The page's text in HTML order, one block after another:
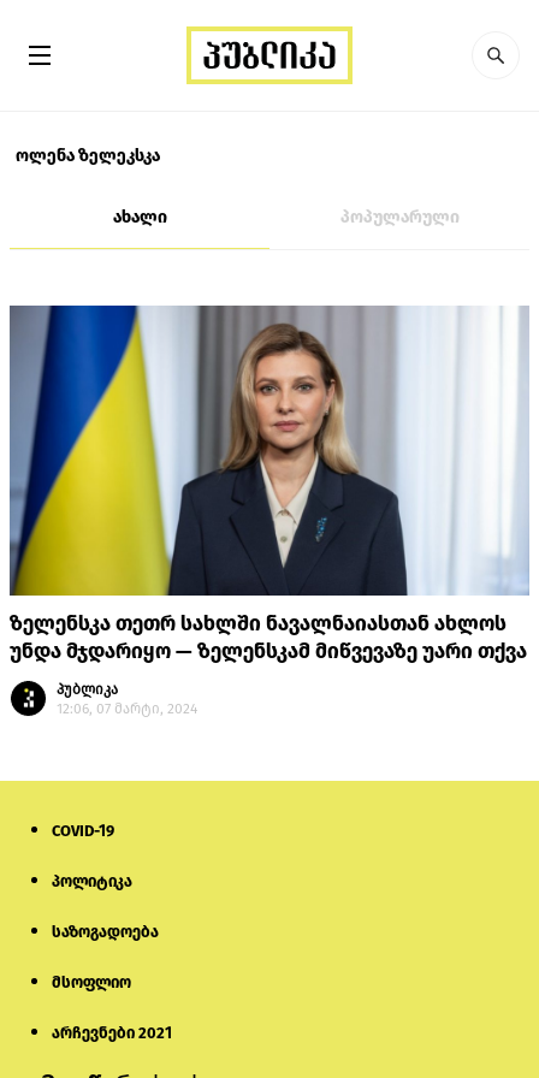
ოლენა ზელეკსკა
ახალი პოპულარული
ზელენსკა თეთრ სახლში ნავალნაიასთან ახლოს
უნდა მჯდარიყო — ზელენსკამ მიწვევაზე უარი თქვა
პუბლიკა
12:06, 07 მარტი, 2024
COVID-19
პოლიტიკა
საზოგადოება
მსოფლიო
არჩევნები 2021